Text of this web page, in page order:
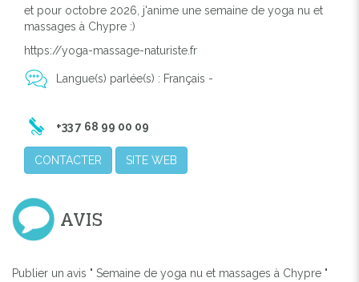
et pour octobre 2026, j'anime une semaine de yoga nu et
massages à Chypre :)
https://yoga-massage-naturiste.fr
Langue(s) parlée(s) : Français -
+33 7 68 99 00 09
CONTACTER SITE WEB
AVIS
Publier un avis " Semaine de yoga nu et massages à Chypre "